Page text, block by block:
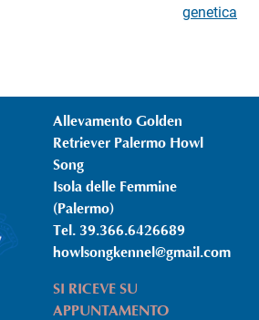
genetica
Allevamento Golden
Retriever Palermo Howl
Song
Isola delle Femmine
(Palermo)
Tel. 39.366.6426689
howlsongkennel@gmail.com
SI RICEVE SU
APPUNTAMENTO